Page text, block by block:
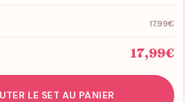
17,99€
17,99€
LE SET AU PANIER